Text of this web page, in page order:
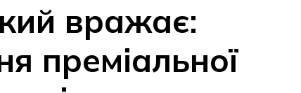
вражає:
преміальної